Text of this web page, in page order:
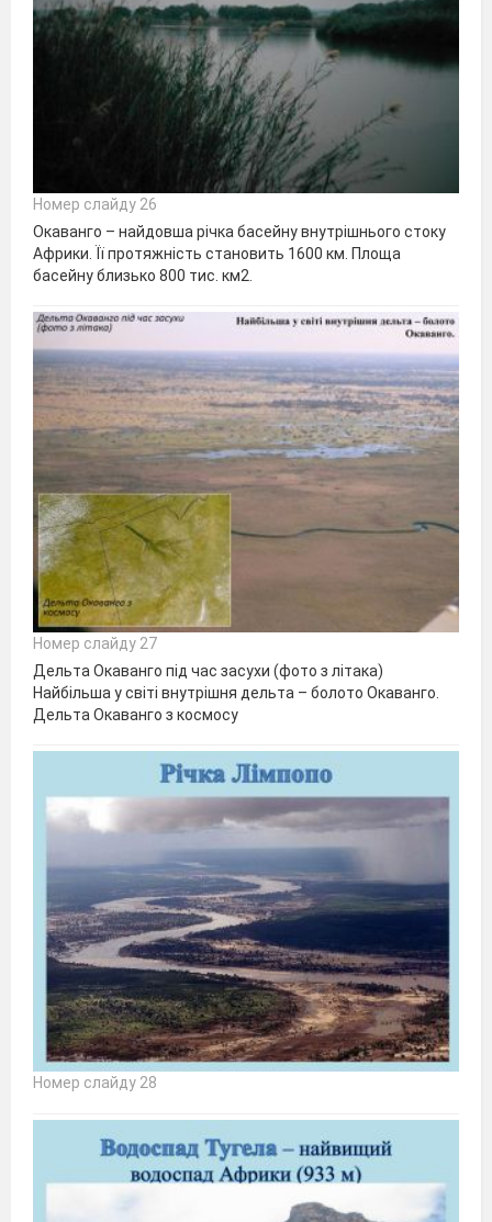
Номер слайду 26
Окаванго – найдовша річка басейну внутрішнього стоку
Африки. Її протяжність становить 1600 км. Площа
басейну близько 800 тис. км2.
Номер слайду 27
Дельта Окаванго під час засухи (фото з літака)
Найбільша у світі внутрішня дельта – болото Окаванго.
Дельта Окаванго з космосу
Номер слайду 28